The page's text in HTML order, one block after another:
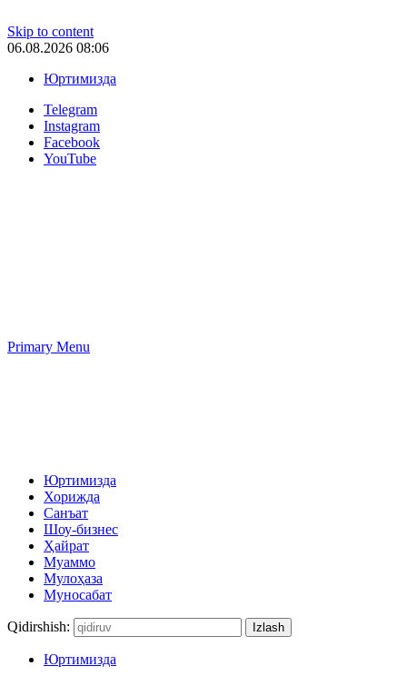
Skip to content
06.08.2026 08:06
Юртимизда
Telegram
Instagram
Facebook
YouTube
Primary Menu
Юртимизда
Хорижда
Санъат
Шоу-бизнес
Ҳайрат
Муаммо
Мулоҳаза
Муносабат
Qidirshish:
Юртимизда